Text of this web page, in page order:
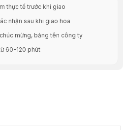
thực tế trước khi giao
nhận sau khi giao hoa
mừng, bảng tên công ty
60-120 phút